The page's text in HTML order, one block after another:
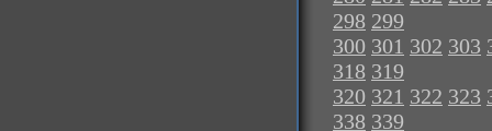
298 299
300 301 302 303
318 319
320 321 322 323
338 339